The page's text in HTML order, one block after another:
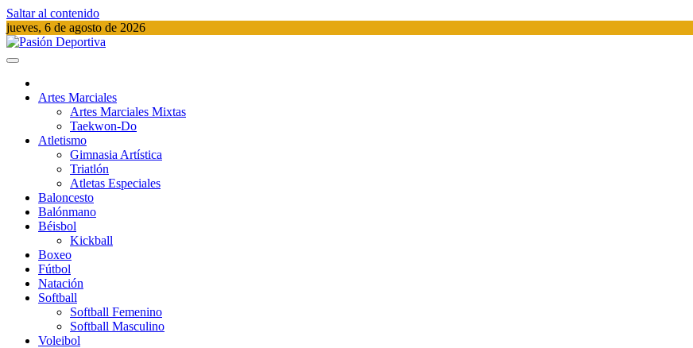
Saltar al contenido
jueves, 6 de agosto de 2026
Artes Marciales
Artes Marciales Mixtas
Taekwon-Do
Atletismo
Gimnasia Artística
Triatlón​
Atletas Especiales
Baloncesto
Balónmano
Béisbol
Kickball​
Boxeo
Fútbol
Natación​
Softball​
Softball​ Femenino
Softball​ Masculino
Voleibol​